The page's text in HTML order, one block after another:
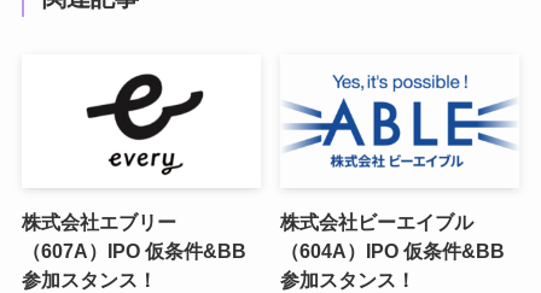
株式会社エブリー
（607A）IPO 仮条件&BB
参加スタンス！
株式会社ビーエイブル
（604A）IPO 仮条件&BB
参加スタンス！